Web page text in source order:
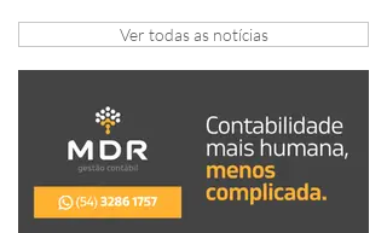
Ver todas as notícias